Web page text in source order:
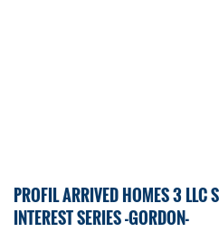
PROFIL ARRIVED HOMES 3 LLC
INTEREST SERIES -GORDON-